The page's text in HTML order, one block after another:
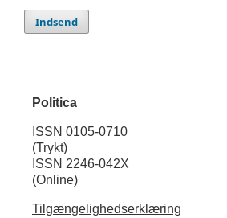
Indsend
Politica
ISSN 0105-0710
(Trykt)
ISSN 2246-042X
(Online)
Tilgængelighedserklæring